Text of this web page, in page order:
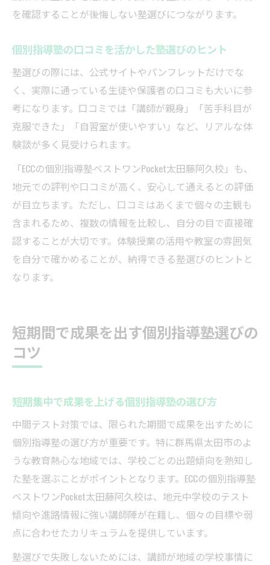
を確認することが後悔しない塾選びにつながります。
個別指導塾の口コミを活かした塾選びのヒント
塾選びの際には、公式サイトやパンフレットだけでな
く、実際に通っている生徒や保護者の口コミも大いに参
考になります。口コミでは「講師が親身」「苦手科目が
克服できた」「自習室が使いやすい」など、リアルな体
験談が多く見受けられます。
「ECCの個別指導塾ベストワンPocket太田藤阿久校」も、
地元での評判や口コミが高く、安心して通えるとの評価
が目立ちます。ただし、口コミはあくまで個々の主観も
含まれるため、複数の情報を比較し、自分の目で直接確
認することが大切です。体験授業の活用や教室の雰囲気
を自分で確かめることが、納得できる塾選びのヒントと
なります。
短期間で成果を出す個別指導塾選びの
コツ
短期集中で成果を上げる個別指導塾の選び方
中間テスト対策では、限られた期間で成果を出すために
個別指導塾の選び方が重要です。特に群馬県太田市のよ
うな教育熱心な地域では、学校ごとの出題傾向を熟知し
た塾を選ぶことがポイントとなります。ECCの個別指導塾
ベストワンPocket太田藤阿久校は、地元中学校のテスト
傾向や進路情報に強い講師陣が在籍し、個々の目標や弱
点に合わせたカリキュラムを提供しています。
塾選びで失敗しないためには、講師が地域の学校事情に